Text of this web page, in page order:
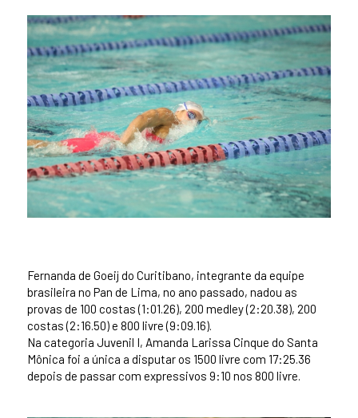
Fernanda de Goeij do Curitibano, integrante da equipe
brasileira no Pan de Lima, no ano passado, nadou as
provas de 100 costas (1:01.26), 200 medley (2:20.38), 200
costas (2:16.50) e 800 livre (9:09.16).
Na categoria Juvenil I, Amanda Larissa Cinque do Santa
Mônica foi a única a disputar os 1500 livre com 17:25.36
depois de passar com expressivos 9:10 nos 800 livre.